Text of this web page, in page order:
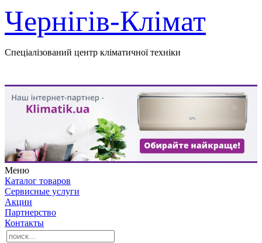
Чернігів-Клімат
Спеціалізований центр кліматичної техніки
Меню
Каталог товаров
Сервисные услуги
Акции
Партнерство
Контакты